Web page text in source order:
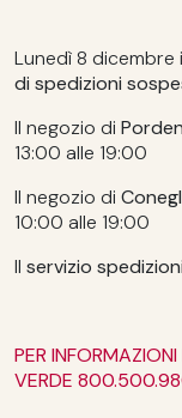
Lunedì 8 dicembre i
di spedizioni
Il negozio di
13:00 alle 19:00
Il negozio di
10:00 alle 19:00
Il servizio spedizioni
PER
VERDE